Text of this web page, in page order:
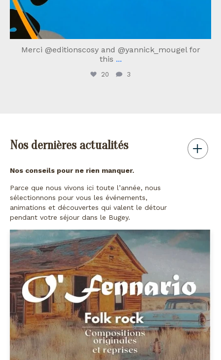
Merci @editionscosy and @yannick_mougel for
this ...
20 3
Nos dernières actualités
Nos conseils pour ne rien manquer.
Parce que nous vivons ici toute l’année, nous
sélectionnons pour vous les événements,
animations et découvertes qui valent le détour
pendant votre séjour dans le Bugey.